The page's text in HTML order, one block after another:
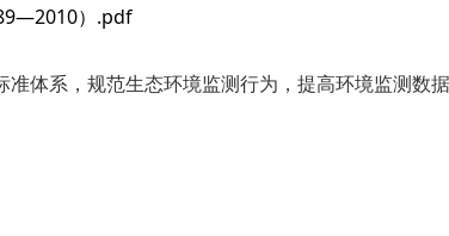
）.pdf
体系，规范生态环境监测行为，提高环境监测数